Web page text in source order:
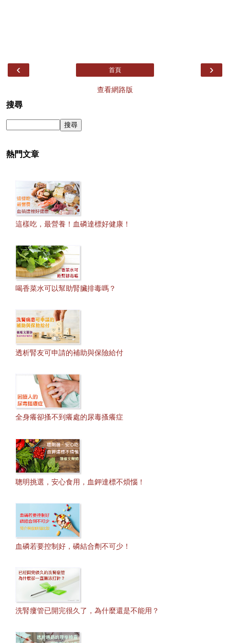
‹ ›
首頁
查看網路版
搜尋
熱門文章
這樣吃，最營養！血磷達標好健康！
喝香菜水可以幫助腎臟排毒嗎？
透析腎友可申請的補助與保險給付
全身癢卻搔不到癢處的尿毒搔癢症
聰明挑選，安心食用，血鉀達標不煩惱！
血磷若要控制好，磷結合劑不可少！
洗腎瘻管已開完很久了，為什麼還是不能用？